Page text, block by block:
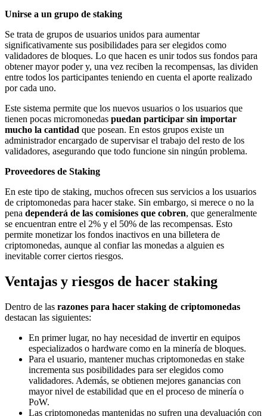
Unirse a un grupo de staking
Se trata de grupos de usuarios unidos para aumentar
significativamente sus posibilidades para ser elegidos como
validadores de bloques. Lo que hacen es unir todos sus fondos para
obtener mayor poder y, una vez reciben la recompensas, las dividen
entre todos los participantes teniendo en cuenta el aporte realizado
por cada uno.
Este sistema permite que los nuevos usuarios o los usuarios que
tienen pocas micromonedas puedan participar sin importar
mucho la cantidad que posean. En estos grupos existe un
administrador encargado de supervisar el trabajo del resto de los
validadores, asegurando que todo funcione sin ningún problema.
Proveedores de Staking
En este tipo de staking, muchos ofrecen sus servicios a los usuarios
de criptomonedas para hacer stake. Sin embargo, si merece o no la
pena dependerá de las comisiones que cobren, que generalmente
se encuentran entre el 2% y el 50% de las recompensas. Esto
permite monetizar los fondos inactivos en una billetera de
criptomonedas, aunque al confiar las monedas a alguien es
inevitable correr ciertos riesgos.
Ventajas y riesgos de hacer staking
Dentro de las razones para hacer staking de criptomonedas
destacan las siguientes:
En primer lugar, no hay necesidad de invertir en equipos
especializados o hardware como en la minería de bloques.
Para el usuario, mantener muchas criptomonedas en stake
incrementa sus posibilidades para ser elegidos como
validadores. Además, se obtienen mejores ganancias con
mayor nivel de estabilidad que en el proceso de minería o
PoW.
Las criptomonedas mantenidas no sufren una devaluación con